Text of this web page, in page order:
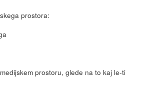
prostora:
prostoru, glede na to kaj le-ti